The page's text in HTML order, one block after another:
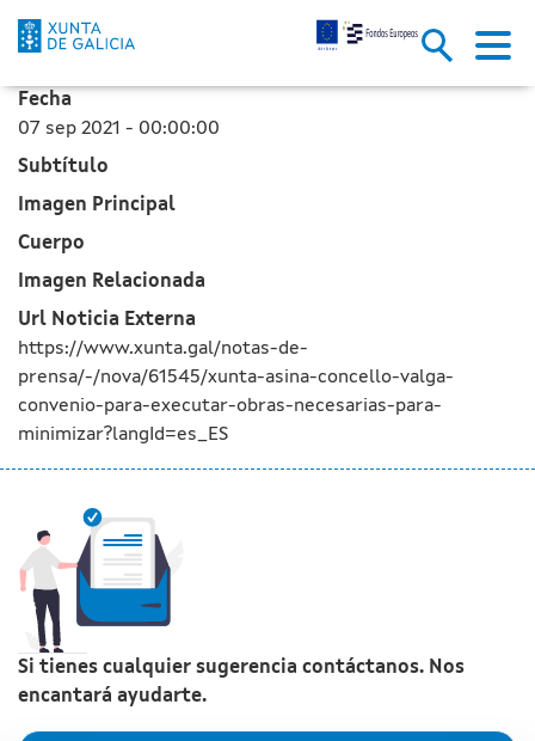
La Xunta firma con el
Saltar al contenido principal
Fecha
07 sep 2021 - 00:00:00
Subtítulo
Imagen Principal
Cuerpo
Imagen Relacionada
Url Noticia Externa
https://www.xunta.gal/notas-de-
prensa/-/nova/61545/xunta-asina-concello-valga-
convenio-para-executar-obras-necesarias-para-
minimizar?langId=es_ES
Si tienes cualquier sugerencia contáctanos. Nos
encantará ayudarte.